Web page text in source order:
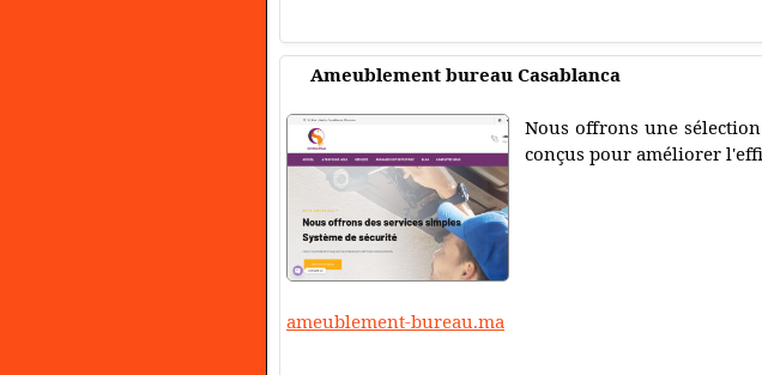
Ameublement bureau Casablanca
Nous offrons une
conçus pour améliorer
ameublement-bureau.ma